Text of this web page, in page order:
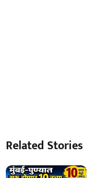
Related Stories